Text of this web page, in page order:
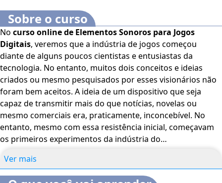
Sobre o curso
No curso online de Elementos Sonoros para Jogos
Digitais, veremos que a indústria de jogos começou
diante de alguns poucos cientistas e entusiastas da
tecnologia. No entanto, muitos dois conceitos e ideias
criados ou mesmo pesquisados por esses visionários não
foram bem aceitos. A ideia de um dispositivo que seja
capaz de transmitir mais do que notícias, novelas ou
mesmo comerciais era, praticamente, inconcebível. No
entanto, mesmo com essa resistência inicial, começavam
os primeiros experimentos da indústria do
início, existiam apenas elementos geométricos
manipulados por um simples controle que captava as
Ver mais